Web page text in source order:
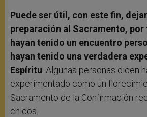
Puede ser útil, con este fin,
preparación al Sacramento,
hayan tenido un encuentro
hayan tenido una verdadera
Espíritu . Algunas personas dicen
experimentado como un
Sacramento de la Confirmación
chicos.